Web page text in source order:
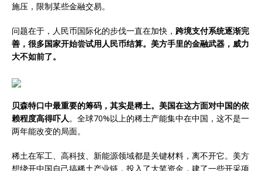
施压，限制某些金融交易。
问题在于，人民币国际化的步伐一直在加快， 跨境支付系统逐渐完
善，很多国家开始尝试用人民币结算。美方手里的金融武器，威力
大不如前了。
贝森特口中最重要的筹码，其实是稀土。美国在这方面对中国的依
赖程度高得吓人。全球70%以上的稀土产能集中在中国，这不是一
两年能改变的局面。
稀土在军工、高科技、新能源领域都是关键材料，离不开它。美方
想绕开中国自己搞稀土产业链，投入了大笔资金，建了一些开采项